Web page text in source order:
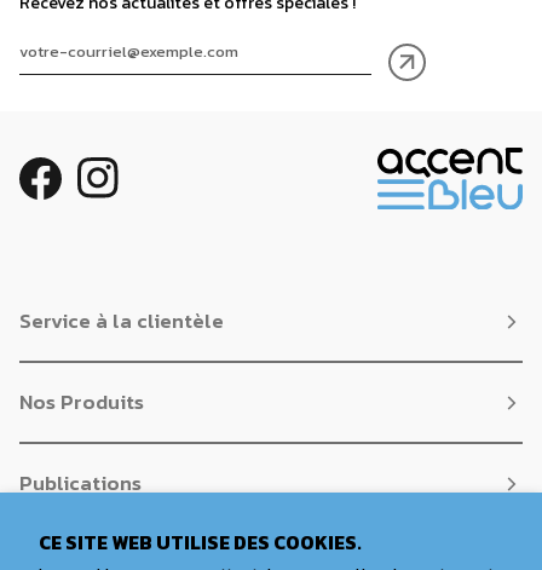
CE SITE WEB UTILISE DES COOKIES.
Service à la clientèle
Nos Produits
Publications